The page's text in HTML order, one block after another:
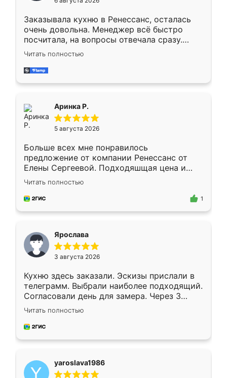
мебели буду заказывать только здесь.
Заказывала кухню в Ренессанс, осталась
очень довольна. Менеджер всё быстро
посчитала, на вопросы отвечала сразу.
Замерщик приехал в субботу, подошёл к
делу со всей ответственностью. Собрали
за день, ребята работали аккуратно, даже
Читать полностью
Аринка Р.
5 августа 2026
Больше всех мне понравилось
предложение от компании Ренессанс от
Елены Сергеевой. Подходяшщая цена и
короткие сроки изготовления. Приехавший
для замера сотрудник Владислав
предложил по моему эскизу самый
Читать полностью
1
Ярослава
3 августа 2026
Кухню здесь заказали. Эскизы прислали в
телеграмм. Выбрали наиболее подходящий.
Согласовали день для замера. Через 3
недели кухня была уже готова. Остались
довольны работой. Спасибо Ренессанс
мебель за качественную работу!
Читать полностью
yaroslava1986